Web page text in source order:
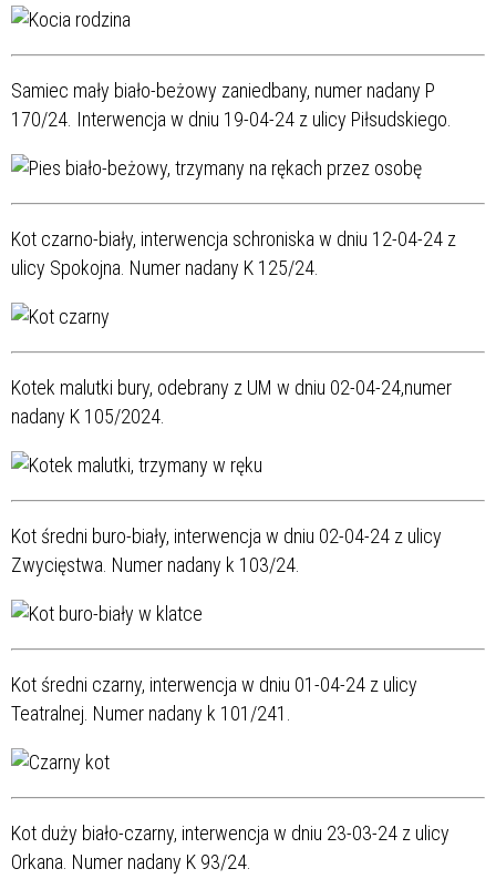
Samiec mały biało-beżowy zaniedbany, numer nadany P
170/24. Interwencja w dniu 19-04-24 z ulicy Piłsudskiego.
Kot czarno-biały, interwencja schroniska w dniu 12-04-24 z
ulicy Spokojna. Numer nadany K 125/24.
Kotek malutki bury, odebrany z UM w dniu 02-04-24,numer
nadany K 105/2024.
Kot średni buro-biały, interwencja w dniu 02-04-24 z ulicy
Zwycięstwa. Numer nadany k 103/24.
Kot średni czarny, interwencja w dniu 01-04-24 z ulicy
Teatralnej. Numer nadany k 101/241.
Kot duży biało-czarny, interwencja w dniu 23-03-24 z ulicy
Orkana. Numer nadany K 93/24.